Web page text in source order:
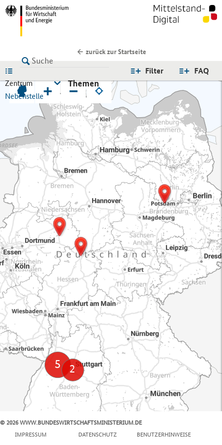
zurück zur Startseite
FAQ
Filter
Zentrum
Nebenstelle
Themen
+ −
© 2026 WWW.BUNDESWIRTSCHAFTSMINISTERIUM.DE
IMPRESSUM
DATENSCHUTZ BENUTZERHINWEISE